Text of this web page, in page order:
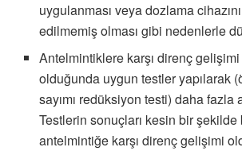
uygulanması veya dozlama
edilmemiş olması gibi nedenlerle
Antelmintiklere karşı direnç
olduğunda uygun testler yapılarak
sayımı redüksiyon testi) daha fazla
Testlerin sonuçları kesin bir
antelmintiğe karşı direnç gelişimi